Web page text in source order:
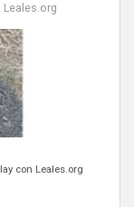
con marca de